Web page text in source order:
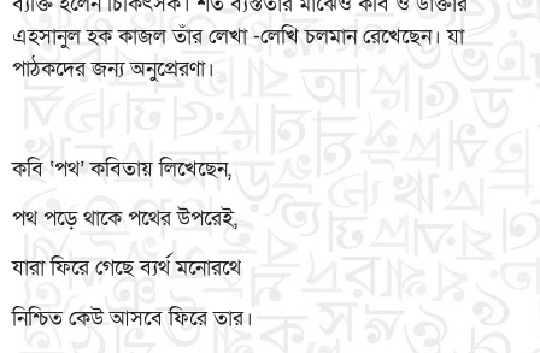
এহসানুল হক কাজল তাঁর লেখা -লেখি চলমান রেখেছেন। যা
পাঠকদের জন্য অনুপ্রেরণা।
কবি ‘পথ’ কবিতায় লিখেছেন,
পথ পড়ে থাকে পথের উপরেই,
যারা ফিরে গেছে ব্যর্থ মনোরথে
নিশ্চিত কেউ আসবে ফিরে তার।